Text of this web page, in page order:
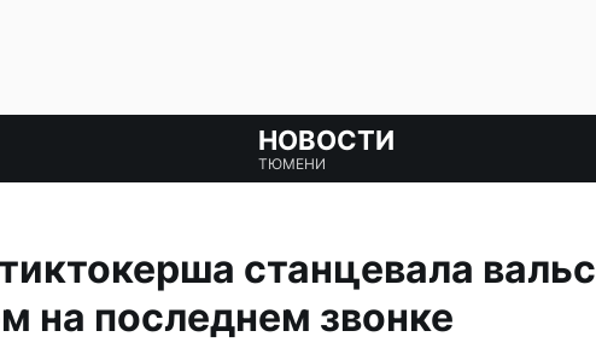
НОВОСТИ
ТЮМЕНИ
станцевала
на последнем звонке